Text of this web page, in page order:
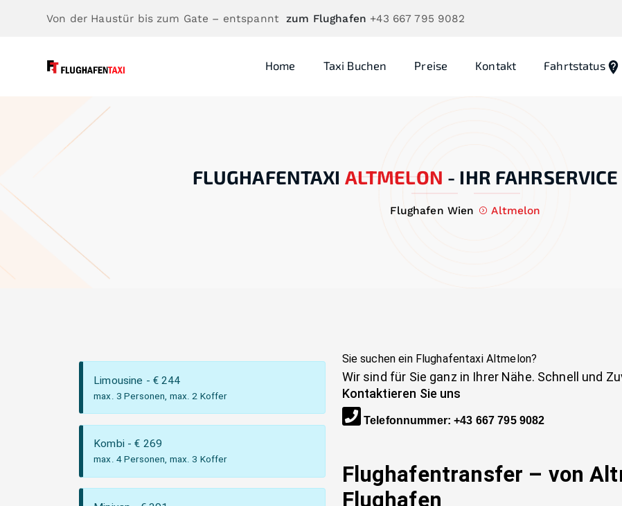
Von der Haustür bis zum Gate – entspannt zum Flughafen +43 667 795 9082
Home Taxi Buchen Preise Kontakt Fahrtstatus
FLUGHAFENTAXI ALTMELON - IHR
Flughafen Wien Altmelon
Limousine - €244
max. 3 Personen, max. 2 Koffer
Kombi - € 269
max. 4 Personen, max. 3 Koffer
Sie suchen ein Flughafentaxi Altmelon?
Wir sind für Sie ganz in Ihrer Nähe. Schnell und
Kontaktieren Sie uns
Telefonnummer:+43 667 795 9082
Flughafentransfer – von
Flughafen